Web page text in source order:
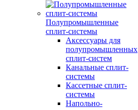
Полупромышленные
сплит-системы
Аксессуары для
полупромышленных
сплит-систем
Канальные сплит-
системы
Кассетные сплит-
системы
Напольно-